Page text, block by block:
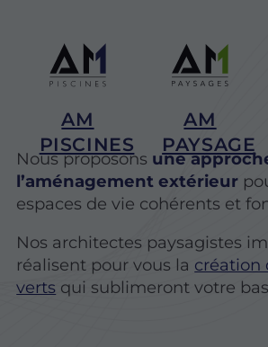
AM
PISCINES
AM
PAYSAGE
Nous proposons une
l’aménagement extérieur
espaces de vie cohérents et
Nos architectes paysagistes
réalisent pour vous la création
verts qui sublimeront votre